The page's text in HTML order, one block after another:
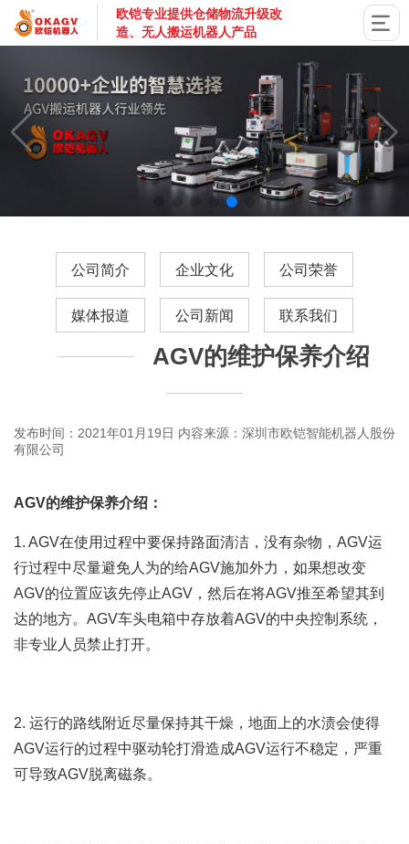
欧铠专业提供仓储物流升级改
造、无人搬运机器人产品
公司简介 企业文化 公司荣誉
媒体报道 公司新闻 联系我们
AGV的维护保养介绍
发布时间：2021年01月19日 内容来源：深圳市欧铠智能机器人股份
有限公司
AGV的维护保养介绍：
1. AGV在使用过程中要保持路面清洁，没有杂物，AGV运
行过程中尽量避免人为的给AGV施加外力，如果想改变
AGV的位置应该先停止AGV，然后在将AGV推至希望其到
达的地方。AGV车头电箱中存放着AGV的中央控制系统，
非专业人员禁止打开。
2. 运行的路线附近尽量保持其干燥，地面上的水渍会使得
AGV运行的过程中驱动轮打滑造成AGV运行不稳定，严重
可导致AGV脱离磁条。